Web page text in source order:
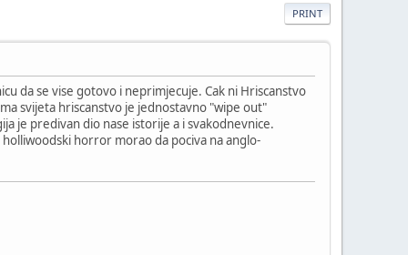
PRINT
da se vise gotovo i neprimjecuje. Cak ni Hriscanstvo
svijeta hriscanstvo je jednostavno "wipe out"
je predivan dio nase istorije a i svakodnevnice.
horror morao da pociva na anglo-